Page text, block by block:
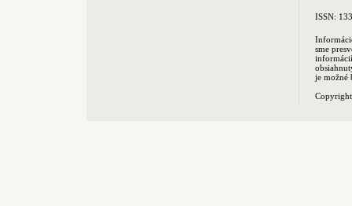
ISSN:
sme
je možné